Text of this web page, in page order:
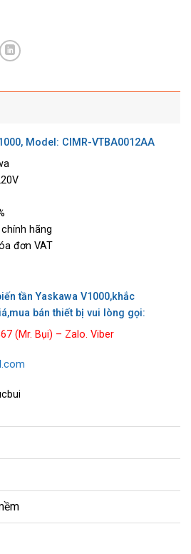
Model: CIMR-VTBA0012AA
hãng
đơn VAT
tần Yaskawa V1000,khắc
bán thiết bị vui lòng gọi:
(Mr. Bụi) – Zalo. Viber